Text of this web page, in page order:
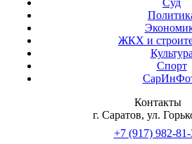
ЖКХ и
Культура
Спорт
Контакты
г. Саратов, ул.
+7 (917) 982-